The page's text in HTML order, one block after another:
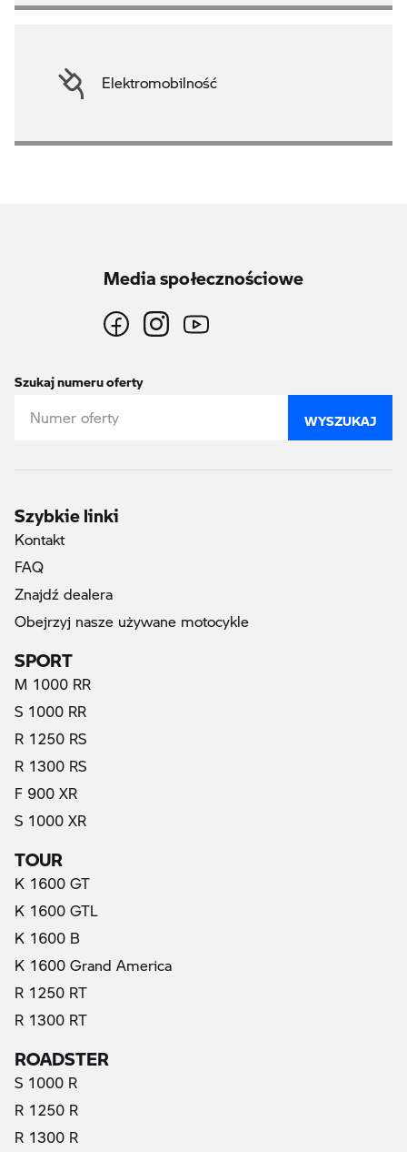
Elektromobilność
Media społecznościowe
Szukaj numeru oferty
WYSZUKAJ
Szybkie linki
Kontakt
FAQ
Znajdź dealera
Obejrzyj nasze używane motocykle
SPORT
M 1000 RR
S 1000 RR
R 1250 RS
R 1300 RS
F 900 XR
S 1000 XR
TOUR
K 1600 GT
K 1600 GTL
K 1600 B
K 1600 Grand America
R 1250 RT
R 1300 RT
ROADSTER
S 1000 R
R 1250 R
R 1300 R